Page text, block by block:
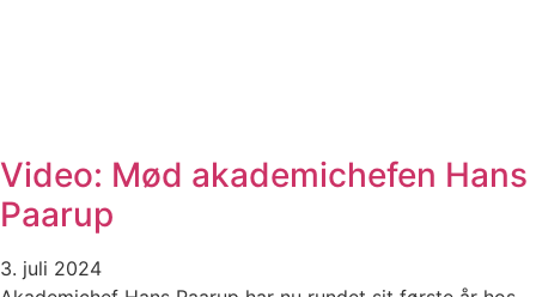
Video: Mød akademichefen Hans
Paarup
3. juli 2024